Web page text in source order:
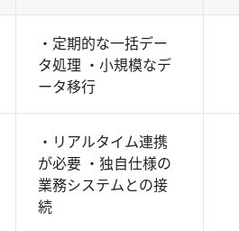
・定期的な一括デー
タ処理 ・小規模なデ
ータ移行
・リアルタイム連携
が必要 ・独自仕様の
業務システムとの接
続